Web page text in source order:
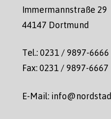
Immermannstraße 29
44147 Dortmund
Tel.: 0231 / 9897-6666
Fax: 0231 / 9897-6667
E-Mail: